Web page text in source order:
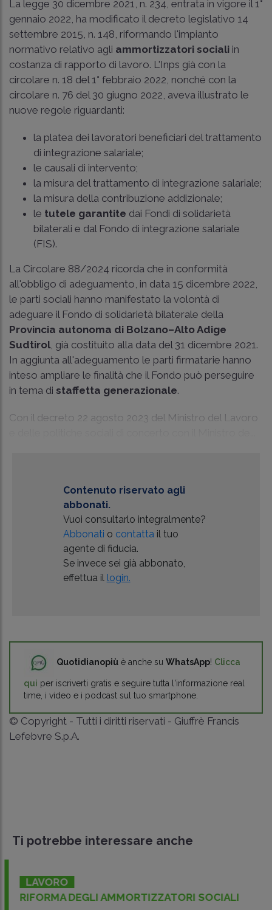
La legge 30 dicembre 2021, n. 234, entrata in vigore il 1°
gennaio 2022, ha modificato il decreto legislativo 14
settembre 2015, n. 148, riformando l'impianto
normativo relativo agli ammortizzatori sociali in
costanza di rapporto di lavoro. L'Inps già con la
circolare n. 18 del 1° febbraio 2022, nonché con la
circolare n. 76 del 30 giugno 2022, aveva illustrato le
nuove regole riguardanti:
la platea dei lavoratori beneficiari del trattamento
di integrazione salariale;
le causali di intervento;
la misura del trattamento di integrazione salariale;
la misura della contribuzione addizionale;
le tutele garantite dai Fondi di solidarietà
bilaterali e dal Fondo di integrazione salariale
(FIS).
La Circolare 88/2024 ricorda che in conformità
all'obbligo di adeguamento, in data 15 dicembre 2022,
le parti sociali hanno manifestato la volontà di
adeguare il Fondo di solidarietà bilaterale della
Provincia autonoma di Bolzano–Alto Adige
Sudtirol, già costituito alla data del 31 dicembre 2021.
In aggiunta all'adeguamento le parti firmatarie hanno
inteso ampliare le finalità che il Fondo può perseguire
in tema di staffetta generazionale.
Con il decreto 22 agosto 2023 del Ministro del Lavoro
Contenuto riservato agli
abbonati.
Vuoi consultarlo integralmente?
Abbonati o contattail tuo
agente di fiducia.
Se invece sei già abbonato,
effettua il login.
Quotidianopiù è anche su WhatsApp! Clicca
qui per iscriverti gratis e seguire tutta l'informazione real
time, i video e i podcast sul tuo smartphone.
© Copyright - Tutti i diritti riservati - Giuffrè Francis
Lefebvre S.p.A.
Ti potrebbe interessare anche
LAVORO
RIFORMA DEGLI AMMORTIZZATORI SOCIALI